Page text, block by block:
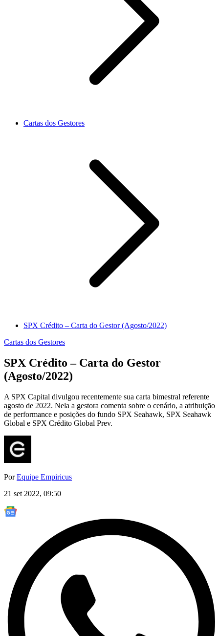
Cartas dos Gestores
SPX Crédito – Carta do Gestor (Agosto/2022)
Cartas dos Gestores
SPX Crédito – Carta do Gestor
(Agosto/2022)
A SPX Capital divulgou recentemente sua carta bimestral referente
agosto de 2022. Nela a gestora comenta sobre o cenário, a atribuição
de performance e posições do fundo SPX Seahawk, SPX Seahawk
Global e SPX Crédito Global Prev.
PorEquipe Empiricus
21 set 2022, 09:50